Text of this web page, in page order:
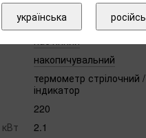
нижня
настінний
накопичувальний
термометр стрілочний /
індикатор
220
2.1
українська